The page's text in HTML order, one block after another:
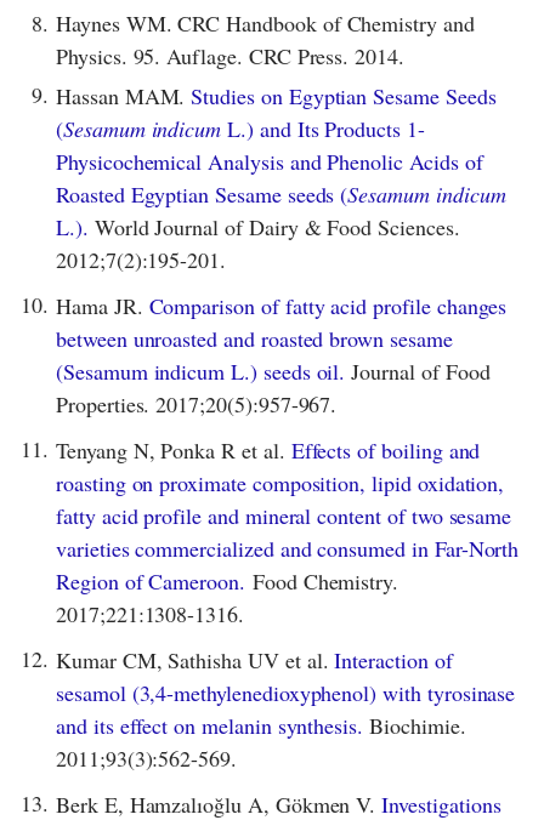
8. Haynes WM. CRC Handbook of Chemistry and
Physics. 95. Auflage. CRC Press. 2014.
9. Hassan MAM.Studies on Egyptian Sesame Seeds
(Sesamum indicum L.) and Its Products 1-
Physicochemical Analysis and Phenolic Acids of
Roasted Egyptian Sesame seeds (Sesamum indicum
L.). World Journal of Dairy & Food Sciences.
2012;7(2):195-201.
10. Hama JR. Comparison of fatty acid profile changes
between unroasted and roasted brown sesame
(Sesamum indicum L.) seeds oil. Journal of Food
Properties. 2017;20(5):957-967.
11. Tenyang N, Ponka R et al. Effects of boiling and
roasting on proximate composition, lipid oxidation,
fatty acid profile and mineral content of two sesame
varieties commercialized and consumed in Far-North
Region of Cameroon. Food Chemistry.
2017;221:1308-1316.
12. Kumar CM, Sathisha UV et al.Interaction of
sesamol (3,4-methylenedioxyphenol) with tyrosinase
and its effect on melanin synthesis. Biochimie.
2011;93(3):562-569.
13. Berk E, Hamzalıoğlu A, Gökmen V.Investigations